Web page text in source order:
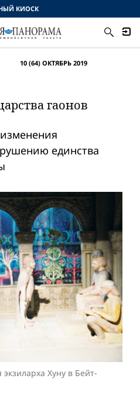
10 (64) ОКТЯБРЬ 2019
гаонов
единства
Хуну в Бейт-
КИОСК